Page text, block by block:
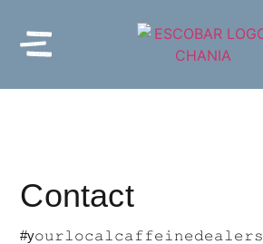
Contact
#y𝚘𝚞𝚛𝚕𝚘𝚌𝚊𝚕𝚌𝚊𝚏𝚏𝚎𝚒𝚗𝚎𝚍𝚎𝚊𝚕𝚎𝚛𝚜